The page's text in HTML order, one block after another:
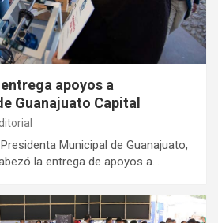
apoyos a
Guanajuato Capital
Municipal de Guanajuato,
la entrega de apoyos a…